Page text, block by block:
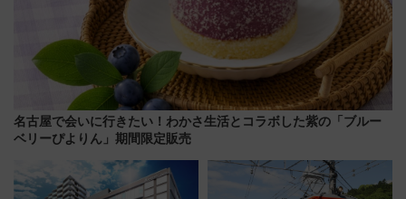
名古屋で会いに行きたい！わかさ生活とコラボした紫の「ブルー
ベリーぴよりん」期間限定販売